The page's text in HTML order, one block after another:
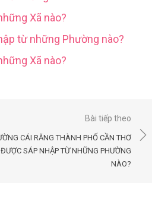
Xã nào?
từ những Phường nào?
Xã nào?
Bài tiếp theo
CÁI RĂNG THÀNH PHỐ CẦN THƠ
ĐƯỢC SÁP NHẬP TỪ NHỮNG PHƯỜNG
NÀO?